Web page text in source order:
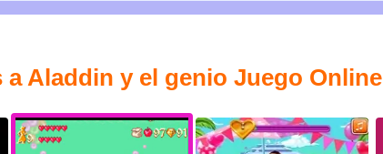
Aladdin y el genio Juego Online